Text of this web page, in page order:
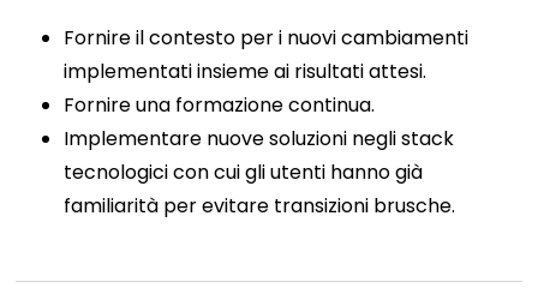
Fornire il contesto per i nuovi cambiamenti
implementati insieme ai risultati attesi.
Fornire una formazione continua.
Implementare nuove soluzioni negli stack
tecnologici con cui gli utenti hanno già
familiarità per evitare transizioni brusche.